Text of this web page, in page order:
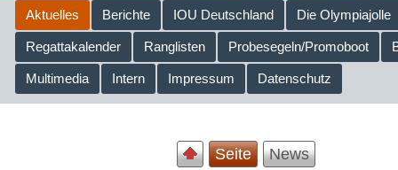
Aktuelles Berichte IOU Deutschland Die Olympiajolle
Regattakalender Ranglisten Probesegeln/Promoboot
Multimedia Intern Impressum Datenschutz
Seite News